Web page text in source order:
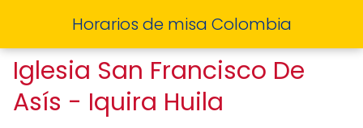
Horarios de misa Colombia
Iglesia San Francisco De
Asís - Iquira Huila